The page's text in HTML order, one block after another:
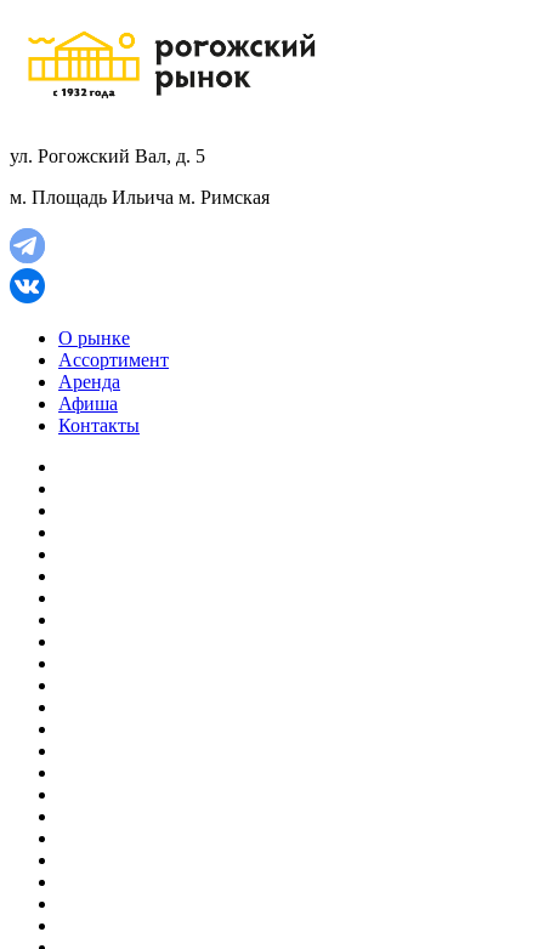
ул. Рогожский Вал, д. 5
м. Площадь Ильича м. Римская
О рынке
Ассортимент
Аренда
Афиша
Контакты